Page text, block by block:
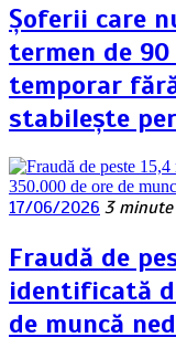
Șoferii care
termen de
temporar
stabilește
17/06/2026 3 minute
Fraudă de
identificată
de muncă